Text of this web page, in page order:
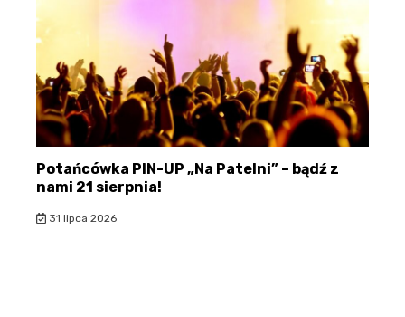
Potańcówka PIN-UP „Na Patelni” – bądź z
nami 21 sierpnia!
31 lipca 2026